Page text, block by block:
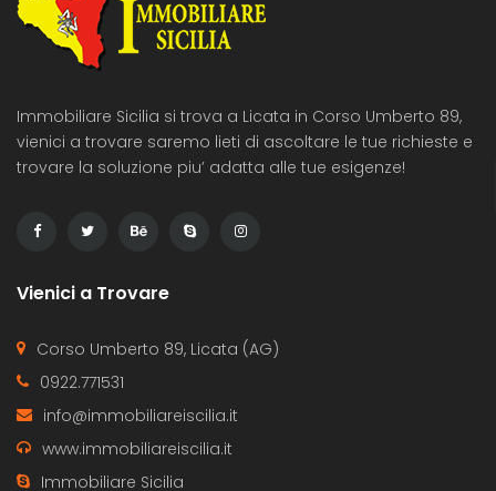
Immobiliare Sicilia si trova a Licata in Corso Umberto 89,
vienici a trovare saremo lieti di ascoltare le tue richieste e
trovare la soluzione piu’ adatta alle tue esigenze!
Vienici a Trovare
Corso Umberto 89, Licata (AG)
0922.771531
info@immobiliareiscilia.it
www.immobiliareiscilia.it
Immobiliare Sicilia